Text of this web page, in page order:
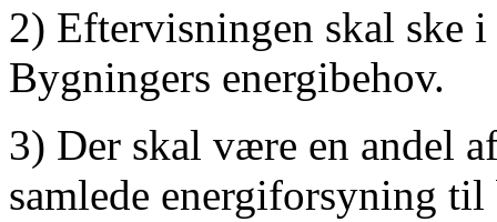
2) Eftervisningen skal ske
Bygningers energibehov.
3) Der skal være en andel
samlede energiforsyning